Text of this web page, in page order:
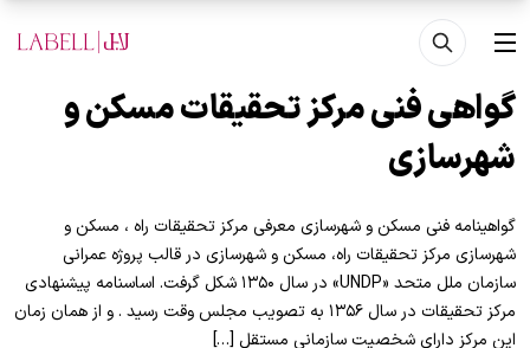
رفتن به محتوای اصلی
منو
گواهی فنی مرکز تحقیقات مسکن و
شهرسازی
گواهینامه فنی مسکن و شهرسازی معرفی مرکز تحقیقات راه ، مسکن و
شهرسازی مرکز تحقیقات راه، مسکن و شهرسازی در قالب پروژه عمرانی
سازمان ملل متحد «UNDP» در سال ۱۳۵۰ شکل گرفت. اساسنامه پیشنهادی
مرکز تحقیقات در سال ۱۳۵۶ به تصویب مجلس وقت رسید . و از همان زمان
این مرکز دارای شخصیت سازمانی مستقل […]